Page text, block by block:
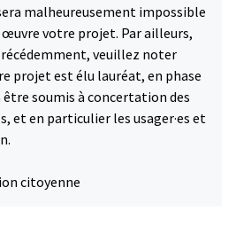
malheureusement impossible
votre projet. Par ailleurs,
veuillez noter
projet est élu lauréat, en phase
soumis à concertation des
et en particulier les usager·es et
citoyenne